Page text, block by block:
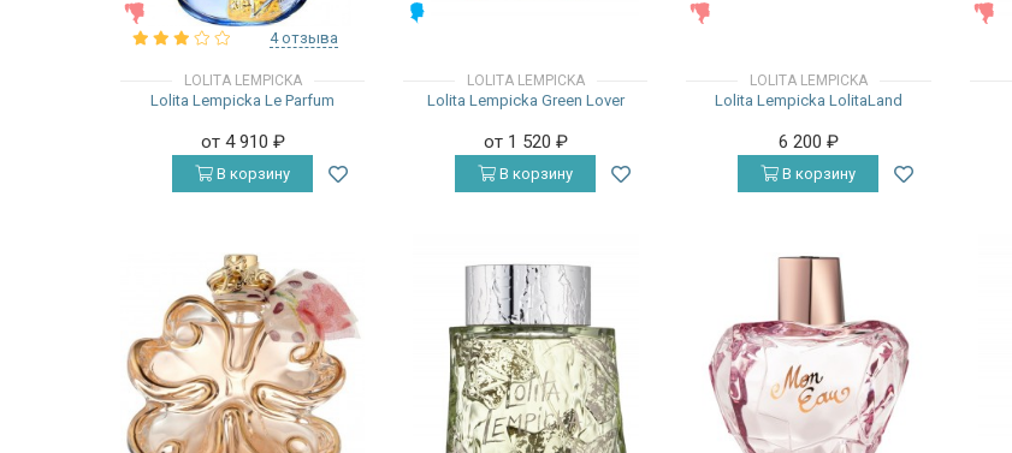
ЖЕНСКИЕ
4 отзыва
LOLITA LEMPICKA
Lolita Lempicka Le Parfum
от 4 910 ₽
В корзину
LOLITA LEMPICKA
Lolita Lempicka Green Lover
от 1 520 ₽
В корзину
LOLITA LEMPICKA
Lolita Lempicka LolitaLand
6 200 ₽
В корзину